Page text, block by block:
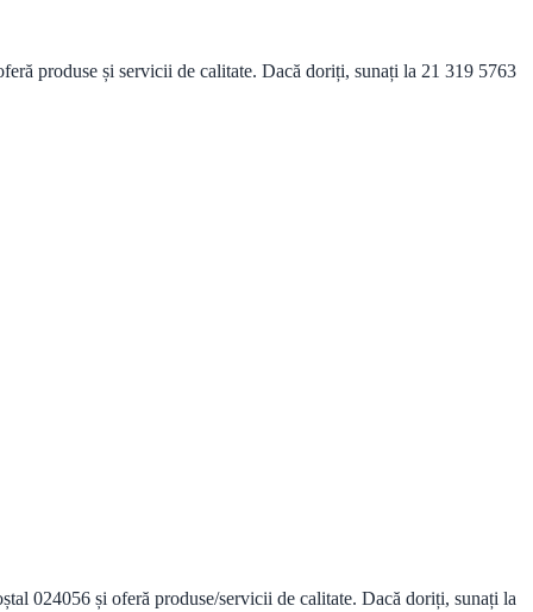
produse și servicii de calitate. Dacă doriți, sunați la 21 319 5763
024056 și oferă produse/servicii de calitate. Dacă doriți, sunați la